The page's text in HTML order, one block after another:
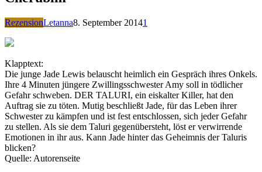
RezensionLetanna8. September 20141
Klapptext:
Die junge Jade Lewis belauscht heimlich ein Gespräch ihres Onkels.
Ihre 4 Minuten jüngere Zwillingsschwester Amy soll in tödlicher
Gefahr schweben. DER TALURI, ein eiskalter Killer, hat den
Auftrag sie zu töten. Mutig beschließt Jade, für das Leben ihrer
Schwester zu kämpfen und ist fest entschlossen, sich jeder Gefahr
zu stellen. Als sie dem Taluri gegenübersteht, löst er verwirrende
Emotionen in ihr aus. Kann Jade hinter das Geheimnis der Taluris
blicken?
Quelle: Autorenseite